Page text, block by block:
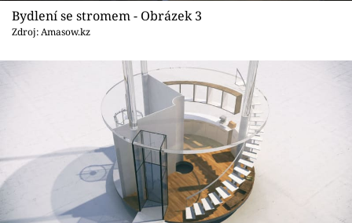
Bydlení se stromem - Obrázek 3
Zdroj: Amasow.kz